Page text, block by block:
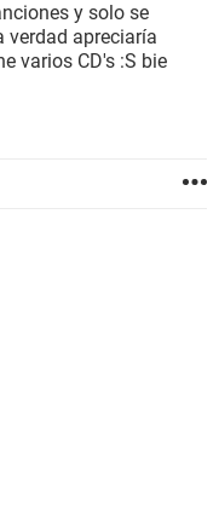
y solo se
verdad apreciaría
varios CD's :S bie